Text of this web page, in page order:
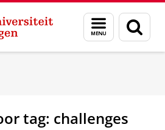
Menu
en
zoeken
of Innovation Management &
tag: challenges